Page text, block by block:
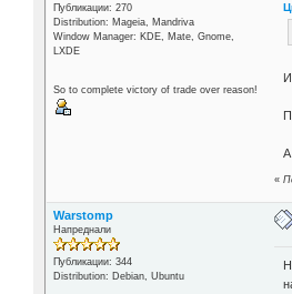
Публикации: 270
Distribution: Mageia, Mandriva
Window Manager: KDE, Mate, Gnome,
LXDE
So to complete victory of trade over reason!
А
«
Warstomp
Напреднали
Публикации: 344
Distribution: Debian, Ubuntu